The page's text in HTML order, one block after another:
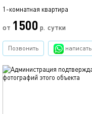
1-комнатная квартира
от 1500 р. сутки
Позвонить написать